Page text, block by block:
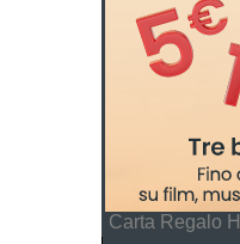
Carta Regalo